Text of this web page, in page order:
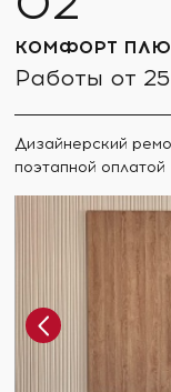
КОМФОРТ
Работы от
Дизайнерский
поэтапной оплатой